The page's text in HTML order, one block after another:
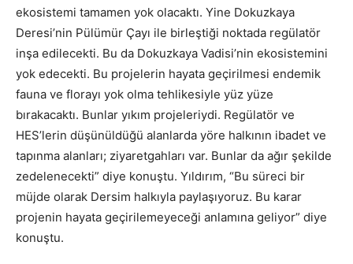
ekosistemi tamamen yok olacaktı. Yine Dokuzkaya
Deresi’nin Pülümür Çayı ile birleştiği noktada regülatör
inşa edilecekti. Bu da Dokuzkaya Vadisi’nin ekosistemini
yok edecekti. Bu projelerin hayata geçirilmesi endemik
fauna ve florayı yok olma tehlikesiyle yüz yüze
bırakacaktı. Bunlar yıkım projeleriydi. Regülatör ve
HES’lerin düşünüldüğü alanlarda yöre halkının ibadet ve
tapınma alanları; ziyaretgahları var. Bunlar da ağır şekilde
zedelenecekti” diye konuştu. Yıldırım, “Bu süreci bir
müjde olarak Dersim halkıyla paylaşıyoruz. Bu karar
projenin hayata geçirilemeyeceği anlamına geliyor” diye
konuştu.